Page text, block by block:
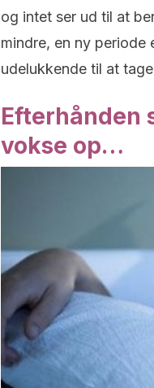
og intet ser ud til at
mindre, en ny
udelukkende til at
Efterhånden
vokse op…